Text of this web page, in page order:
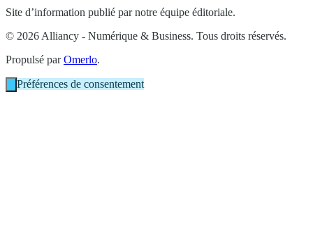
Site d’information publié par notre équipe éditoriale.
© 2026 Alliancy - Numérique & Business. Tous droits réservés.
Propulsé parOmerlo.
Préférences de consentement